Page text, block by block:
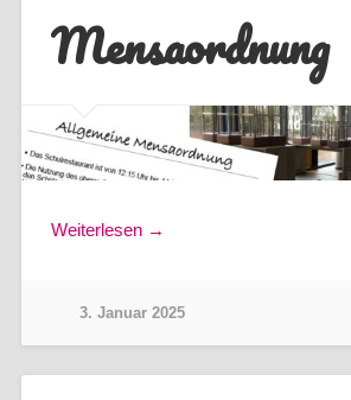
Mensaordnung
Weiterlesen →
3. Januar 2025